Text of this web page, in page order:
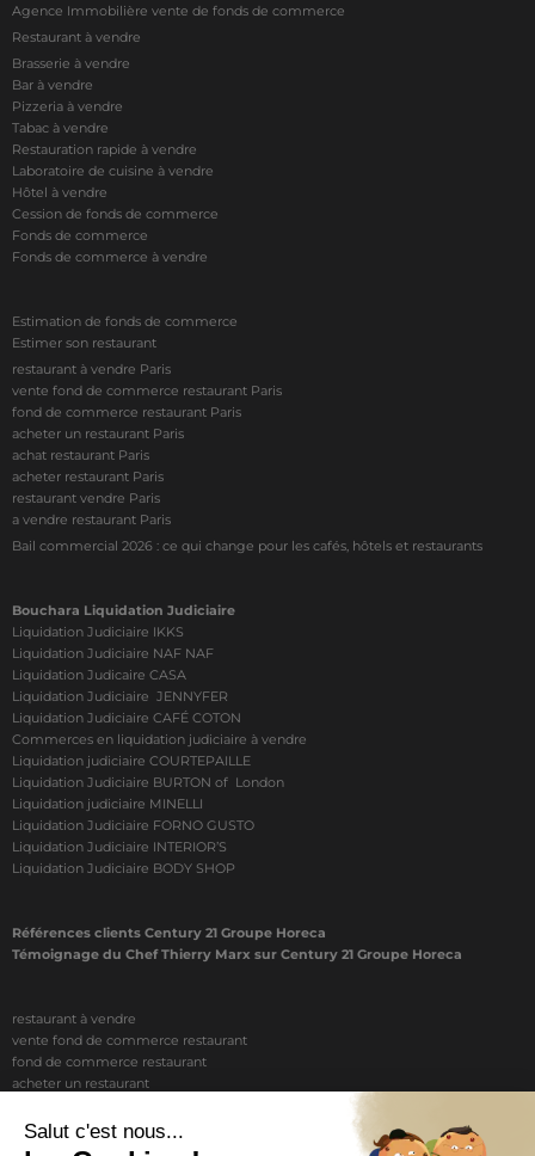
Agence Immobilière vente de fonds de commerce
Restaurant à vendre
Brasserie à vendre
Bar à vendre
Pizzeria à vendre
Tabac à vendre
Restauration rapide à vendre
Laboratoire de cuisine à vendre
Hôtel à vendre
Cession de fonds de commerce
Fonds de commerce
Fonds de commerce à vendre
Estimation de fonds de commerce
Estimer son restaurant
restaurant à vendre Paris
vente fond de commerce restaurant Paris
fond de commerce restaurant Paris
acheter un restaurant Paris
achat restaurant Paris
acheter restaurant Paris
restaurant vendre Paris
a vendre restaurant Paris
Bail commercial 2026 : ce qui change pour les cafés, hôtels et restaurants
Bouchara Liquidation Judiciaire
Liquidation Judiciaire IKKS
Liquidation Judiciaire NAF NAF
Liquidation Judicaire CASA
Liquidation Judiciaire JENNYFER
Liquidation Judiciaire CAFÉ COTON
Commerces en liquidation judiciaire à vendre
Liquidation judiciaire COURTEPAILLE
Liquidation Judiciaire BURTON of London
Liquidation judiciaire MINELLI
Liquidation Judiciaire FORNO GUSTO
Liquidation Judiciaire INTERIOR’S
Liquidation Judiciaire BODY SHOP
Références clients Century 21 Groupe Horeca
Témoignage du Chef Thierry Marx sur Century 21 Groupe Horeca
restaurant à vendre
vente fond de commerce restaurant
fond de commerce restaurant
acheter un restaurant
vente de fond de commerce restaurant
acheter restaurant